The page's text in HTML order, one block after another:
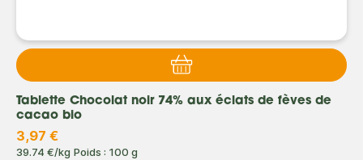
Tablette Chocolat noir 74% aux éclats de fèves de
cacao bio
3,97 €
39.74 €/kg Poids : 100 g